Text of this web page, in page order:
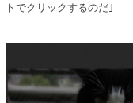
トでクリックするのだ｣